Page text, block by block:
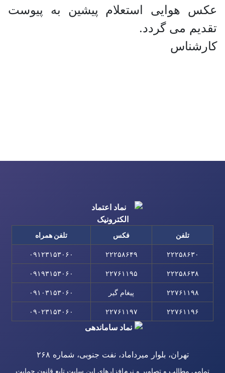
عکس هوایی استعلام پیشین به پیوست
تقدیم می گردد.
کارشناس
تلفن فکس تلفن همراه
۲۲۲۵۸۶۳۰ ۲۲۲۵۸۶۴۹ ۰۹۱۲۳۱۵۳۰۶۰
۲۲۲۵۸۶۳۸ ۲۲۷۶۱۱۹۵ ۰۹۱۹۳۱۵۳۰۶۰
۲۲۷۶۱۱۹۸ پیغام گیر ۰۹۱۰۳۱۵۳۰۶۰
۲۲۷۶۱۱۹۶ ۲۲۷۶۱۱۹۷ ۰۹۰۲۳۱۵۳۰۶۰
تهران، بلوار میرداماد، نفت جنوبی، شماره ۲۶۸
تمامی مطالب و تصاویر و نرم‌افزارهای این سایت تابع قانون حمایت